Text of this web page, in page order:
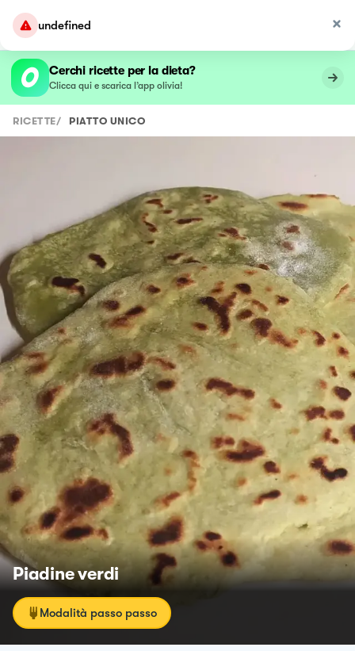
undefined
Cerchi ricette per la dieta?
Clicca qui e scarica l’app olivia!
RICETTE/ PIATTO UNICO
Piadine verdi
Modalità passo passo